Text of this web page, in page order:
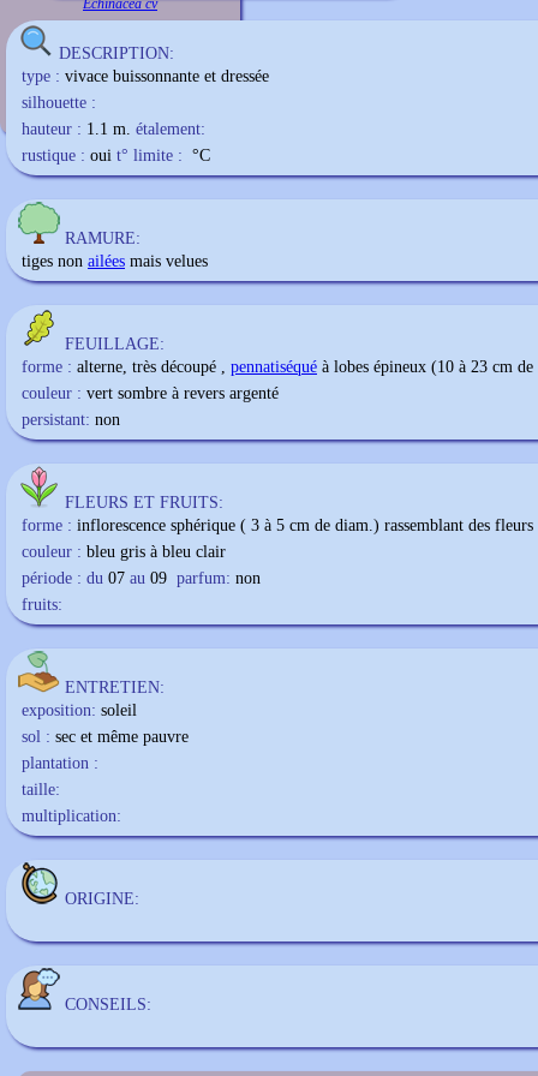
Echinacea cv
DESCRIPTION:
type : vivace buissonnante et dressée
silhouette :
hauteur : 1.1 m. étalement:
rustique : oui t° limite : °C
RAMURE:
tiges non ailées mais velues
FEUILLAGE:
forme : alterne, très découpé , pennatiséqué à lobes épineux (10 à 23 cm
couleur : vert sombre à revers argenté
persistant: non
FLEURS ET FRUITS:
forme : inflorescence sphérique ( 3 à 5 cm de diam.) rassemblant des
couleur : bleu gris à bleu clair
période : du 07 au 09 parfum: non
fruits:
ENTRETIEN:
exposition: soleil
sol : sec et même pauvre
plantation :
taille:
multiplication:
ORIGINE:
CONSEILS: